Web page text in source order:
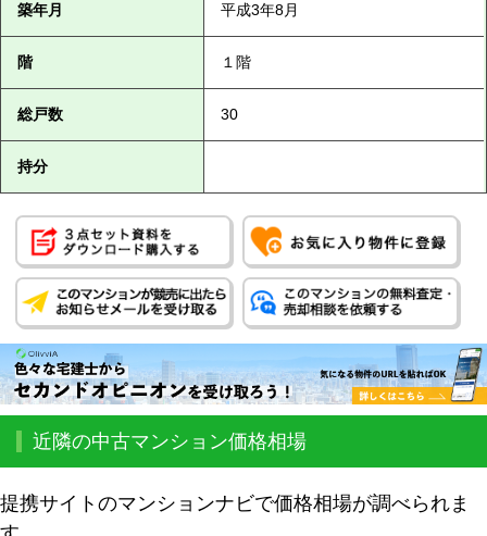
築年月 平成3年8月
階 １階
総戸数 30
持分
近隣の中古マンション価格相場
提携サイトのマンションナビで価格相場が調べられま